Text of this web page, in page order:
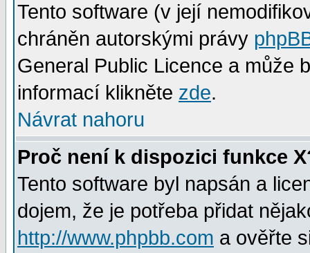
Tento software (v její
chráněn autorskými právy
General Public Licence a může
informací klikněte zde.
Návrat nahoru
Proč není k dispozici funkce
Tento software byl napsán a
dojem, že je potřeba přidat
http://www.phpbb.com a ověřte